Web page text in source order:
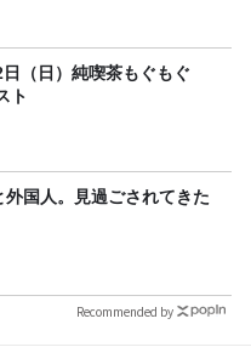
（日）純喫茶もぐもぐ
ト
外国人。見過ごされてきた
Recommended by